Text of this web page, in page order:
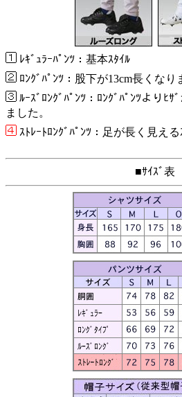
ﾚｷﾞｭﾗｰﾊﾟﾝﾂ：基本ｽﾀｲﾙ
ﾛﾝｸﾞﾊﾟﾝﾂ：股下が13cm長くなり
ﾙｰｽﾞﾛﾝｸﾞﾊﾟﾝﾂ：ﾛﾝｸﾞﾊﾟﾝﾂよりﾋｻ
ました。
ｽﾄﾚｰﾄﾛﾝｸﾞﾊﾟﾝﾂ：足が長く見える
■ｻｲｽﾞ表